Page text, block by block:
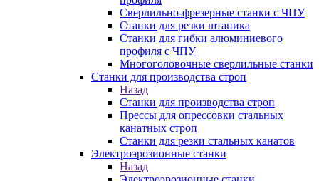
Сверлильно-фрезерные станки с ЧПУ
Станки для резки штапика
Станки для гибки алюминиевого
профиля с ЧПУ
Многоголовочные сверлильные станки
Станки для производства строп
Назад
Станки для производства строп
Прессы для опрессовки стальных
канатных строп
Станки для резки стальных канатов
Электроэрозионные станки
Назад